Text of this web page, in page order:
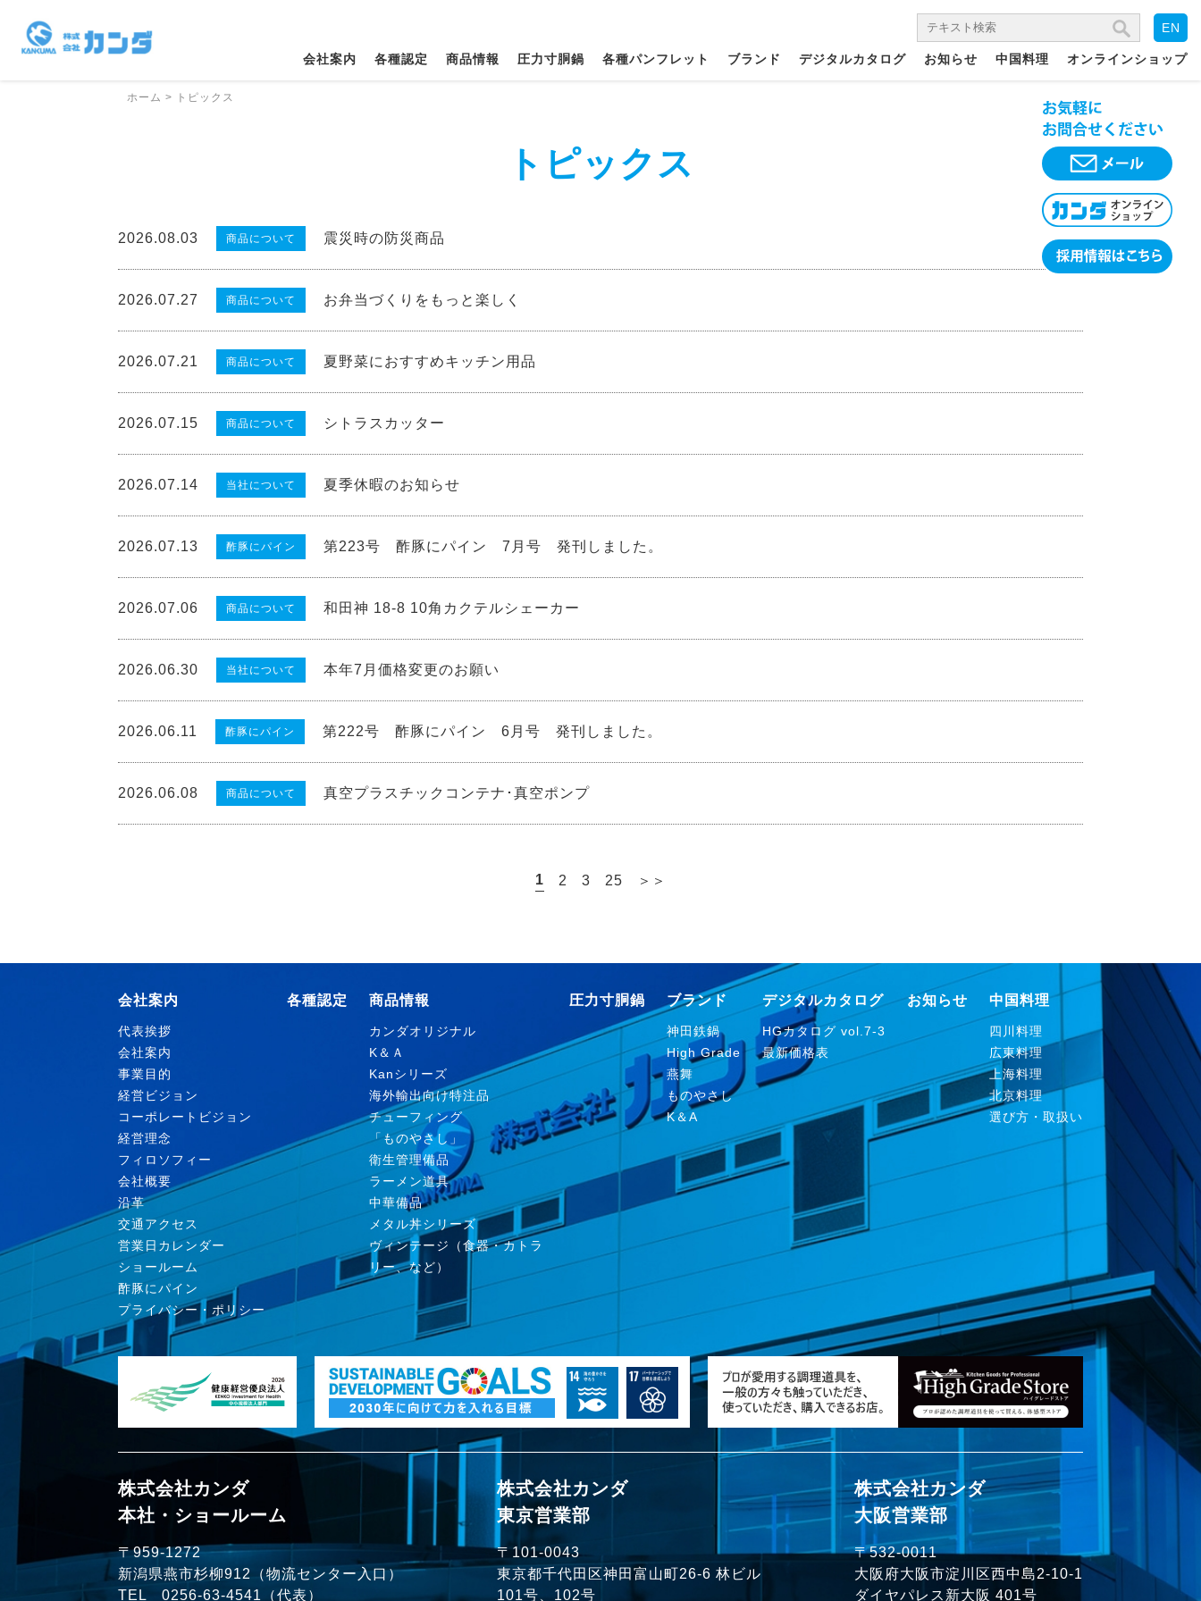
EN
会社案内 各種認定 商品情報 圧力寸胴鍋 各種パンフレット ブランド デジタルカタログ お知らせ 中国料理 オンラインショップ
ホーム > トピックス
トピックス
2026.08.03 商品について 震災時の防災商品
2026.07.27 商品について お弁当づくりをもっと楽しく
2026.07.21 商品について 夏野菜におすすめキッチン用品
2026.07.15 商品について シトラスカッター
2026.07.14 当社について 夏季休暇のお知らせ
2026.07.13 酢豚にパイン 第223号 酢豚にパイン 7月号 発刊しました。
2026.07.06 商品について 和田神 18-8 10角カクテルシェーカー
2026.06.30 当社について 本年7月価格変更のお願い
2026.06.11 酢豚にパイン 第222号 酢豚にパイン 6月号 発刊しました。
2026.06.08 商品について 真空プラスチックコンテナ･真空ポンプ
1 2 3 25 ＞＞
会社案内
代表挨拶
会社案内
事業目的
経営ビジョン
コーポレートビジョン
経営理念
フィロソフィー
会社概要
沿革
交通アクセス
営業日カレンダー
ショールーム
酢豚にパイン
プライバシー・ポリシー
各種認定 商品情報
カンダオリジナル
K＆Ａ
Kanシリーズ
海外輸出向け特注品
チューフィング
「ものやさし」
衛生管理備品
ラーメン道具
中華備品
メタル丼シリーズ
ヴィンテージ（食器・カトラ
リー、など）
圧力寸胴鍋 ブランド
神田鉄鍋
High Grade
燕舞
ものやさし
K＆A
デジタルカタログ
HGカタログ vol.7-3
最新価格表
お知らせ 中国料理
四川料理
広東料理
上海料理
北京料理
選び方・取扱い
株式会社カンダ
本社・ショールーム
〒959-1272
新潟県燕市杉柳912（物流センター入口）
TEL 0256-63-4541 （代表）
株式会社カンダ
東京営業部
〒101-0043
東京都千代田区神田富山町26-6 林ビル
101号、102号
株式会社カンダ
大阪営業部
〒532-0011
大阪府大阪市淀川区西中島2-10-1
ダイヤパレス新大阪 401号